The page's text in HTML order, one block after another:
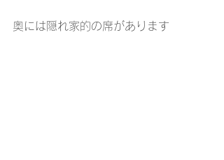
奥には隠れ家的の席があります